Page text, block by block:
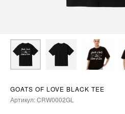
GOATS OF LOVE BLACK TEE
Артикул:CRW0002GL